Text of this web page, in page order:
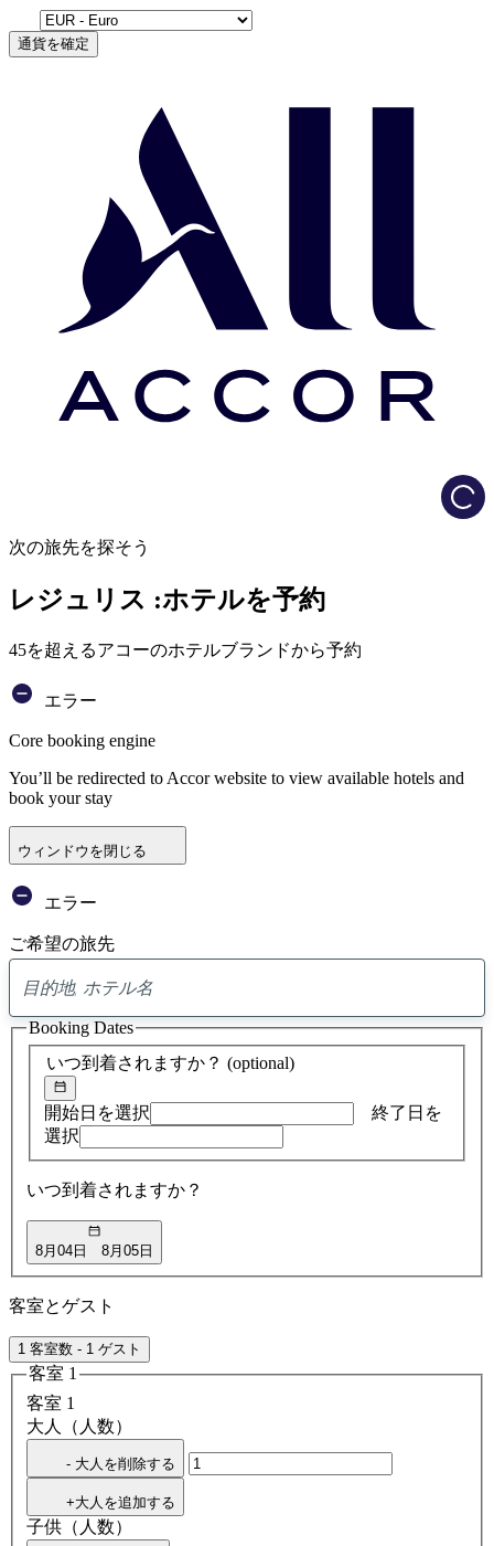
通貨を確定
次の旅先を探そう
レジュリス :ホテルを予約
45を超えるアコーのホテルブランドから予約
エラー
Core booking engine
You’ll be redirected to Accor website to view available hotels and
book your stay
ウィンドウを閉じる
エラー
ご希望の旅先
ア
ド
バ
イ
検
索
いつ到着されますか？ (optional)
開始日を選択
終了日を
選択
いつ到着されますか？
8月04日 8月05日
Booking Dates
客室とゲスト
1 客室数 - 1 ゲスト
客室 1
客室 1
大人（人数）
- 大人を削除する
+大人を追加する
子供（人数）